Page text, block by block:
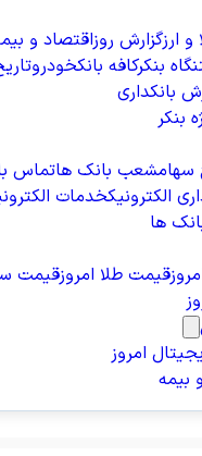
و ارزگزارش روزاقتصاد و
نگاه بنکرکافه بانکخودرو
بانکداری
بنکر
سهامشعب بانک هاتماس
الکترونیکخدمات
ها
قیمت طلا امروزقیمت
امروز
بیمه